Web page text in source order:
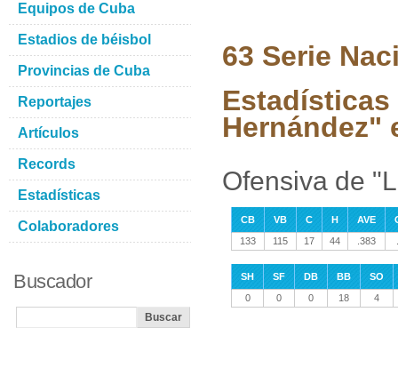
63 Serie
Hernández"
Ofensiva de
CB VB C H AVE
133
115 17 44 .383
SH SF DB BB
SO
0
0 0 18 4
Equipos de Cuba
Estadios de béisbol
Provincias de Cuba
Reportajes
Artículos
Records
Estadísticas
Colaboradores
Buscador